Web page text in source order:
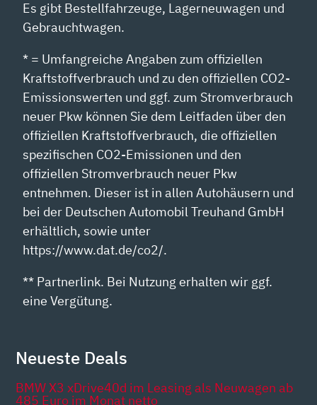
Es gibt Bestellfahrzeuge, Lagerneuwagen und
Gebrauchtwagen.
* = Umfangreiche Angaben zum offiziellen
Kraftstoffverbrauch und zu den offiziellen CO2-
Emissionswerten und ggf. zum Stromverbrauch
neuer Pkw können Sie dem Leitfaden über den
offiziellen Kraftstoffverbrauch, die offiziellen
spezifischen CO2-Emissionen und den
offiziellen Stromverbrauch neuer Pkw
entnehmen. Dieser ist in allen Autohäusern und
bei der Deutschen Automobil Treuhand GmbH
erhältlich, sowie unter
https://www.dat.de/co2/.
** Partnerlink. Bei Nutzung erhalten wir ggf.
eine Vergütung.
Neueste Deals
BMW X3 xDrive40d im Leasing als Neuwagen ab
485 Euro im Monat netto